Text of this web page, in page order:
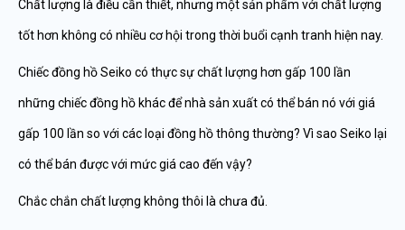
Chất lượng là điều cần thiết, nhưng một sản phẩm với chất lượng
tốt hơn không có nhiều cơ hội trong thời buổi cạnh tranh hiện nay.
Chiếc đồng hồ Seiko có thực sự chất lượng hơn gấp 100 lần
những chiếc đồng hồ khác để nhà sản xuất có thể bán nó với giá
gấp 100 lần so với các loại đồng hồ thông thường? Vì sao Seiko lại
có thể bán được với mức giá cao đến vậy?
Chắc chắn chất lượng không thôi là chưa đủ.